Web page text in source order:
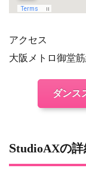
アクセス
大阪メトロ御堂
ダンス
StudioAXの